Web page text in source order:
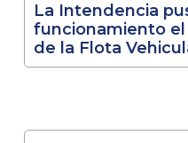
La Intendencia
funcionamiento
de la Flota